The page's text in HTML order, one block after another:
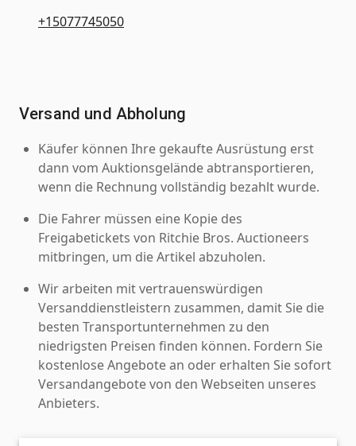
+15077745050
Versand und Abholung
Käufer können Ihre gekaufte Ausrüstung erst
dann vom Auktionsgelände abtransportieren,
wenn die Rechnung vollständig bezahlt wurde.
Die Fahrer müssen eine Kopie des
Freigabetickets von Ritchie Bros. Auctioneers
mitbringen, um die Artikel abzuholen.
Wir arbeiten mit vertrauenswürdigen
Versanddienstleistern zusammen, damit Sie die
besten Transportunternehmen zu den
niedrigsten Preisen finden können. Fordern Sie
kostenlose Angebote an oder erhalten Sie sofort
Versandangebote von den Webseiten unseres
Anbieters.